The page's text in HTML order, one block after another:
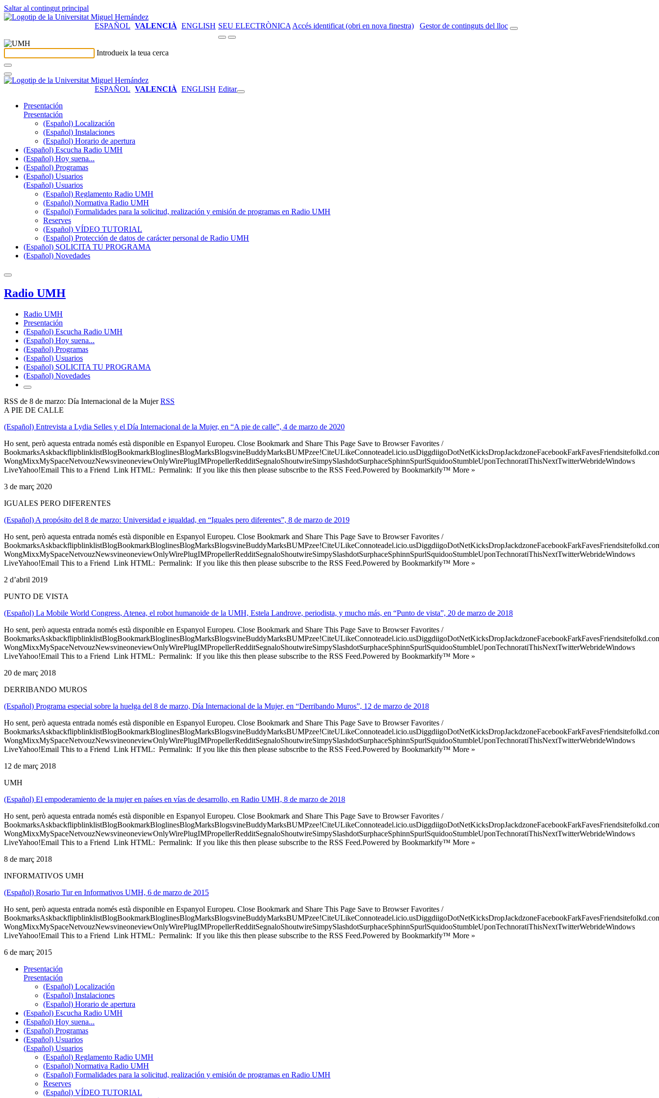
Saltar al contingut principal
ESPAÑOL VALENCIÀ ENGLISH SEU ELECTRÒNICA Accés identificat (obri en nova finestra) Gestor de continguts del lloc
Introdueix la teua cerca
ESPAÑOL VALENCIÀ ENGLISH Editar
Presentación
Presentación
(Español) Localización
(Español) Instalaciones
(Español) Horario de apertura
(Español) Escucha Radio UMH
(Español) Hoy suena...
(Español) Programas
(Español) Usuarios
(Español) Usuarios
(Español) Reglamento Radio UMH
(Español) Normativa Radio UMH
(Español) Formalidades para la solicitud, realización y emisión de programas en Radio UMH
Reserves
(Español) VÍDEO TUTORIAL
(Español) Protección de datos de carácter personal de Radio UMH
(Español) SOLICITA TU PROGRAMA
(Español) Novedades
Radio UMH
Radio UMH
Presentación
(Español) Escucha Radio UMH
(Español) Hoy suena...
(Español) Programas
(Español) Usuarios
(Español) SOLICITA TU PROGRAMA
(Español) Novedades
RSS de 8 de marzo: Día Internacional de la MujerRSS
A PIE DE CALLE
(Español) Entrevista a Lydia Selles y el Día Internacional de la Mujer, en “A pie de calle”, 4 de marzo de 2020
Ho sent, però aquesta entrada només està disponible en Espanyol Europeu. Close Bookmark and Share This Page Save to Browser Favorites /
WongMixxMySpaceNetvouzNewsvineoneviewOnlyWirePlugIMPropellerRedditSegnaloShoutwireSimpySlashdotSurphaceSphinnSpurlSquidooStumbleUponTechnoratiThisNextTwitterWebrideWindows
LiveYahoo!Email This to a Friend Link HTML: Permalink: If you like this then please subscribe to the RSS Feed.Powered by Bookmarkify™ More »
3 de març 2020
IGUALES PERO DIFERENTES
(Español) A propósito del 8 de marzo: Universidad e igualdad, en “Iguales pero diferentes”, 8 de marzo de 2019
Ho sent, però aquesta entrada només està disponible en Espanyol Europeu. Close Bookmark and Share This Page Save to Browser Favorites /
WongMixxMySpaceNetvouzNewsvineoneviewOnlyWirePlugIMPropellerRedditSegnaloShoutwireSimpySlashdotSurphaceSphinnSpurlSquidooStumbleUponTechnoratiThisNextTwitterWebrideWindows
LiveYahoo!Email This to a Friend Link HTML: Permalink: If you like this then please subscribe to the RSS Feed.Powered by Bookmarkify™ More »
2 d’abril 2019
PUNTO DE VISTA
(Español) La Mobile World Congress, Atenea, el robot humanoide de la UMH, Estela Landrove, periodista, y mucho más, en “Punto de vista”, 20 de marzo de 2018
Ho sent, però aquesta entrada només està disponible en Espanyol Europeu. Close Bookmark and Share This Page Save to Browser Favorites /
WongMixxMySpaceNetvouzNewsvineoneviewOnlyWirePlugIMPropellerRedditSegnaloShoutwireSimpySlashdotSurphaceSphinnSpurlSquidooStumbleUponTechnoratiThisNextTwitterWebrideWindows
LiveYahoo!Email This to a Friend Link HTML: Permalink: If you like this then please subscribe to the RSS Feed.Powered by Bookmarkify™ More »
20 de març 2018
DERRIBANDO MUROS
(Español) Programa especial sobre la huelga del 8 de marzo, Día Internacional de la Mujer, en “Derribando Muros”, 12 de marzo de 2018
Ho sent, però aquesta entrada només està disponible en Espanyol Europeu. Close Bookmark and Share This Page Save to Browser Favorites /
WongMixxMySpaceNetvouzNewsvineoneviewOnlyWirePlugIMPropellerRedditSegnaloShoutwireSimpySlashdotSurphaceSphinnSpurlSquidooStumbleUponTechnoratiThisNextTwitterWebrideWindows
LiveYahoo!Email This to a Friend Link HTML: Permalink: If you like this then please subscribe to the RSS Feed.Powered by Bookmarkify™ More »
12 de març 2018
UMH
(Español) El empoderamiento de la mujer en países en vías de desarrollo, en Radio UMH, 8 de marzo de 2018
Ho sent, però aquesta entrada només està disponible en Espanyol Europeu. Close Bookmark and Share This Page Save to Browser Favorites /
WongMixxMySpaceNetvouzNewsvineoneviewOnlyWirePlugIMPropellerRedditSegnaloShoutwireSimpySlashdotSurphaceSphinnSpurlSquidooStumbleUponTechnoratiThisNextTwitterWebrideWindows
LiveYahoo!Email This to a Friend Link HTML: Permalink: If you like this then please subscribe to the RSS Feed.Powered by Bookmarkify™ More »
8 de març 2018
INFORMATIVOS UMH
(Español) Rosario Tur en Informativos UMH, 6 de marzo de 2015
Ho sent, però aquesta entrada només està disponible en Espanyol Europeu. Close Bookmark and Share This Page Save to Browser Favorites /
WongMixxMySpaceNetvouzNewsvineoneviewOnlyWirePlugIMPropellerRedditSegnaloShoutwireSimpySlashdotSurphaceSphinnSpurlSquidooStumbleUponTechnoratiThisNextTwitterWebrideWindows
LiveYahoo!Email This to a Friend Link HTML: Permalink: If you like this then please subscribe to the RSS Feed.Powered by Bookmarkify™ More »
6 de març 2015
Presentación
Presentación
(Español) Localización
(Español) Instalaciones
(Español) Horario de apertura
(Español) Escucha Radio UMH
(Español) Hoy suena...
(Español) Programas
(Español) Usuarios
(Español) Usuarios
(Español) Reglamento Radio UMH
(Español) Normativa Radio UMH
(Español) Formalidades para la solicitud, realización y emisión de programas en Radio UMH
Reserves
(Español) VÍDEO TUTORIAL